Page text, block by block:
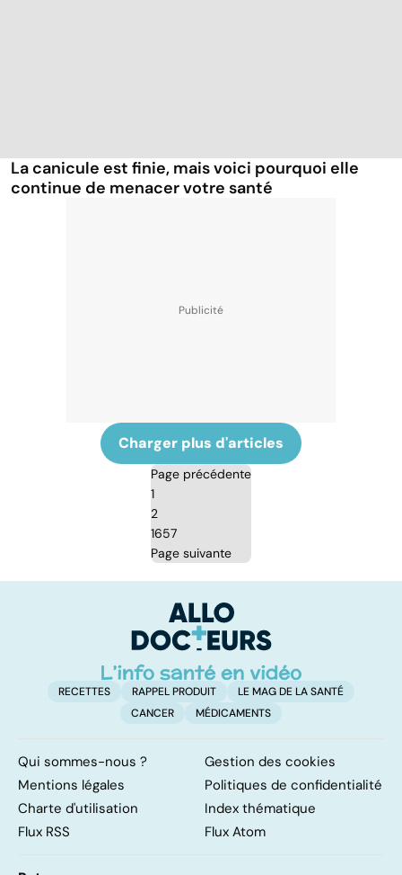
La canicule est finie, mais voici pourquoi elle
continue de menacer votre santé
Charger plus d'articles
Page précédente
1
2
1657
Page suivante
RECETTES RAPPEL PRODUIT
LE MAG DE LA SANTÉ
CANCER
MÉDICAMENTS
Qui sommes-nous ?
Gestion des cookies
Mentions légales
Politiques de confidentialité
Charte d'utilisation
Index thématique
Flux RSS
Flux Atom